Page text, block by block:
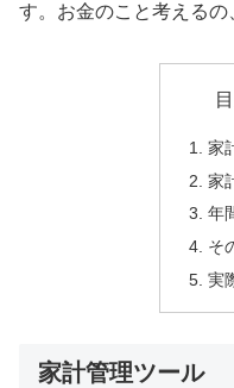
す。お金のこと考える
家
家
年
そ
実
家計管理ツール